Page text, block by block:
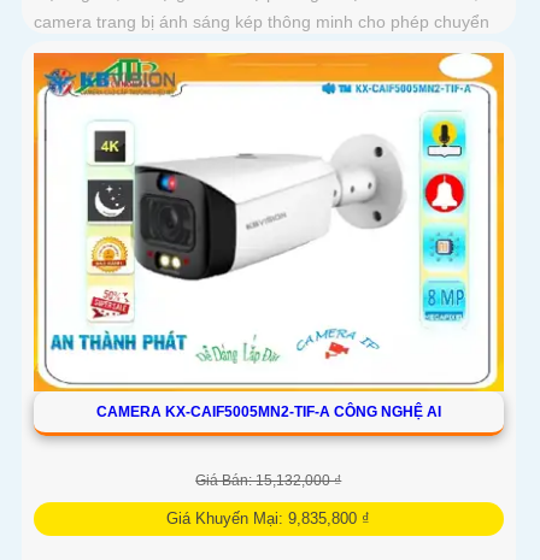
camera trang bị ánh sáng kép thông minh cho phép chuyển
đổi linh hoạt giữa chế độ hồng ngoại và led trợ sáng ban
đêm, giúp giám sát bảo vệ an ninh ban đêm một cách linh
CAMERA KX-CAIF5005MN2-TIF-A CÔNG NGHỆ AI
Giá Bán: 15,132,000 ₫
Giá Khuyến Mại: 9,835,800 ₫